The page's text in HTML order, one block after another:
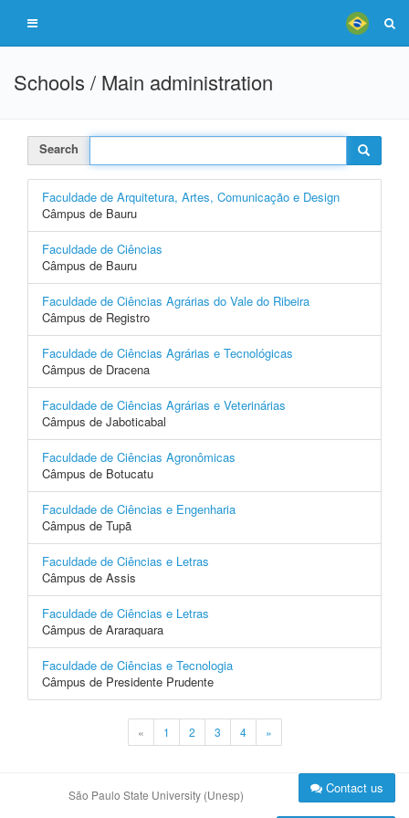
Schools / Main administration
Search
Faculdade de Arquitetura, Artes, Comunicação e Design
Câmpus de Bauru
Faculdade de Ciências
Câmpus de Bauru
Faculdade de Ciências Agrárias do Vale do Ribeira
Câmpus de Registro
Faculdade de Ciências Agrárias e Tecnológicas
Câmpus de Dracena
Faculdade de Ciências Agrárias e Veterinárias
Câmpus de Jaboticabal
Faculdade de Ciências Agronômicas
Câmpus de Botucatu
Faculdade de Ciências e Engenharia
Câmpus de Tupã
Faculdade de Ciências e Letras
Câmpus de Assis
Faculdade de Ciências e Letras
Câmpus de Araraquara
Faculdade de Ciências e Tecnologia
Câmpus de Presidente Prudente
« 1 2 3 4 »
São Paulo State University (Unesp) Contact us